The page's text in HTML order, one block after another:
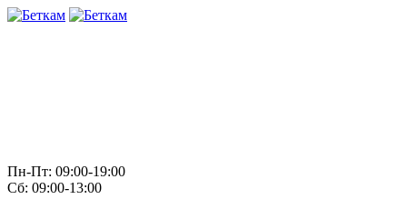
Пн-Пт: 09:00-19:00
Сб: 09:00-13:00